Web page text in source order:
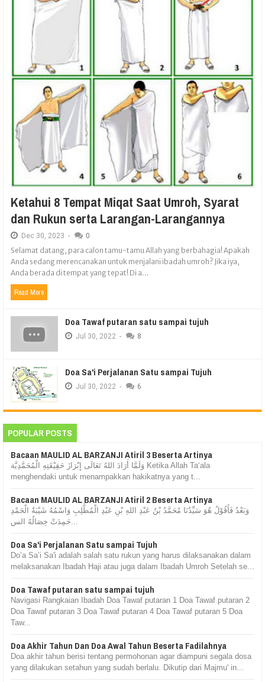
Ketahui 8 Tempat Miqat Saat Umroh, Syarat
dan Rukun serta Larangan-Larangannya
Dec 30, 2023 - 0
Selamat datang, para calon tamu-tamu Allah yang berbahagia! Apakah
Anda sedang merencanakan untuk menjalani ibadah umroh? Jika iya,
Anda berada di tempat yang tepat! Di a...
Read More
Doa Tawaf putaran satu sampai tujuh
Jul 30, 2022 - 8
Doa Sa'i Perjalanan Satu sampai Tujuh
Jul 30, 2022 - 6
POPULAR POSTS
Bacaan MAULID AL BARZANJI Atiril 3 Beserta Artinya
وَلَمَّا أَرَادَ اللهُ تَعَالَى إِبْرَازَ حَقِيْقَتِهِ الْمُحَمَّدِيَّة Ketika Allah Ta‘ala
menghendaki untuk menampakkan hakikatnya yang t...
Bacaan MAULID AL BARZANJI Atiril 2 Beserta Artinya
وَبَعْدُ فَأَقُوْلُ هُوَ سَيِّدُنَا مُحَمَّدُ بْنُ عَبْدِ اللهِ بْنِ عَبْدِ الْمُطَّلِبِ وَاسْمُهُ شَيْبَةُ الْحَمْدِ
Doa Sa'i Perjalanan Satu sampai Tujuh
Do’a Sa’i Sa'i adalah salah satu rukun yang harus dilaksanakan dalam
melaksanakan Ibadah Haji atau juga dalam Ibadah Umroh Setelah se...
Doa Tawaf putaran satu sampai tujuh
Navigasi Rangkaian Ibadah Doa Tawaf putaran 1 Doa Tawaf putaran 2
Doa Tawaf putaran 3 Doa Tawaf putaran 4 Doa Tawaf putaran 5 Doa
Taw...
Doa Akhir Tahun Dan Doa Awal Tahun Beserta Fadilahnya
Doa akhir tahun berisi tentang permohonan agar diampuni segala dosa
yang dilakukan setahun yang sudah berlalu. Dikutip dari Majmu' in...